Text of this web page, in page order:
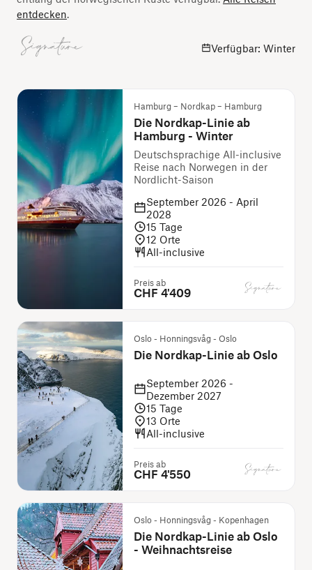
entdecken.
Verfügbar: Winter
Hamburg – Nordkap – Hamburg
Die Nordkap-Linie ab
Hamburg - Winter
Deutschsprachige All-inclusive
Reise nach Norwegen in der
Nordlicht-Saison
September 2026 - April
2028
15 Tage
12 Orte
All-inclusive
Preis ab
CHF 4'409
Oslo - Honningsvåg - Oslo
Die Nordkap-Linie ab Oslo
September 2026 -
Dezember 2027
15 Tage
13 Orte
All-inclusive
Preis ab
CHF 4'550
Oslo - Honningsvåg - Kopenhagen
Die Nordkap-Linie ab Oslo
- Weihnachtsreise